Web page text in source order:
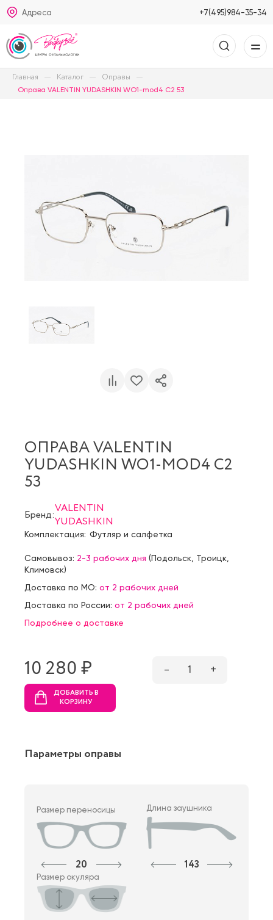
Адреса +7(495)984-35-34
Главная Каталог Оправы
Оправа VALENTIN YUDASHKIN WO1-mod4 C2 53
ОПРАВА VALENTIN
YUDASHKIN WO1-MOD4 C2
53
Бренд:VALENTIN
YUDASHKIN
Комплектация: Футляр и салфетка
Самовывоз: 2-3 рабочих дня (Подольск Троицк
Климовск)
Доставка по МО: от 2 рабочих дней
Доставка по России: от 2 рабочих дней
Подробнее о доставке
10 280 ₷ – 1 +
ДОБАВИТЬ В
КОРЗИНУ
Параметры оправы
Размер переносицы
20
Длина заушника
143
Размер окуляра